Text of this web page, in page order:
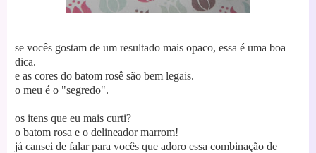
se vocês gostam de um resultado mais opaco, essa é uma boa
dica.
e as cores do batom rosê são bem legais.
o meu é o "segredo".
os itens que eu mais curti?
o batom rosa e o delineador marrom!
já cansei de falar para vocês que adoro essa combinação de